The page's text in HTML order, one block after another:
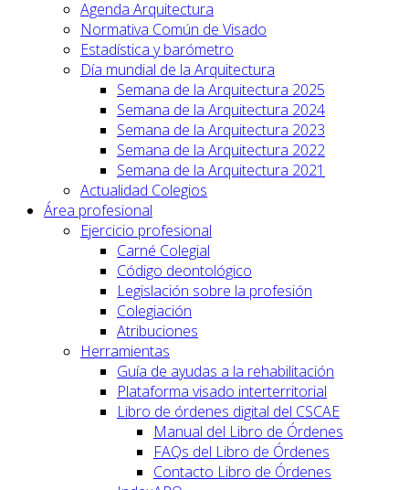
Agenda Arquitectura
Normativa Común de Visado
Estadística y barómetro
Día mundial de la Arquitectura
Semana de la Arquitectura 2025
Semana de la Arquitectura 2024
Semana de la Arquitectura 2023
Semana de la Arquitectura 2022
Semana de la Arquitectura 2021
Actualidad Colegios
Área profesional
Ejercicio profesional
Carné Colegial
Código deontológico
Legislación sobre la profesión
Colegiación
Atribuciones
Herramientas
Guía de ayudas a la rehabilitación
Plataforma visado interterritorial
Libro de órdenes digital del CSCAE
Manual del Libro de Órdenes
FAQs del Libro de Órdenes
Contacto Libro de Órdenes